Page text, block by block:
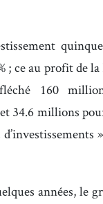
; ce au profit de
160
34.6 millions
années, le